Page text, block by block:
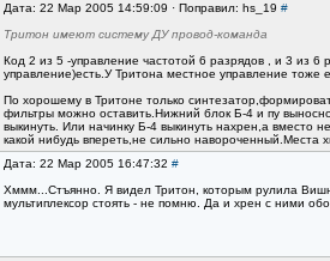
Дата: 22 Мар 2005 14:59:09 · Поправил: hs_19 #
Тритон имеют систему ДУ провод-команда
Код 2 из 5 -управление частотой 6 разрядов , и 3 из
управление)есть.У Тритона местное управление тоже
По хорошему в Тритоне только
фильтры можно оставить.Нижний блок Б-4 и пу
выкинуть. Или начинку Б-4 выкинуть нахрен,а вместо
какой нибудь впереть,не сильно навороченный.Места
Дата: 22 Мар 2005 16:47:32 #
Хммм...Стъянно. Я видел Тритон, которым рулила
мультиплексор стоять - не помню. Да и хрен с ними